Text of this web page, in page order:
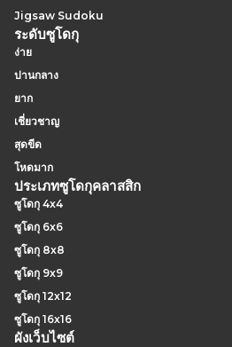
Jigsaw Sudoku
ระดับซูโดกุ
ง่าย
ปานกลาง
ยาก
เชี่ยวชาญ
สุดขีด
โหดมาก
ประเภทซูโดกุคลาสสิก
ซูโดกุ 4x4
ซูโดกุ 6x6
ซูโดกุ 8x8
ซูโดกุ 9x9
ซูโดกุ 12x12
ซูโดกุ 16x16
ผังเว็บไซต์